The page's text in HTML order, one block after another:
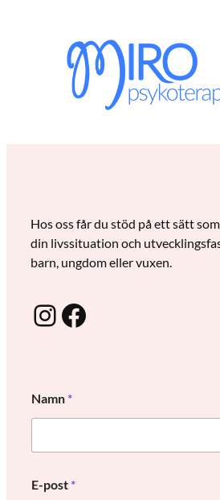
Hos oss får du stöd på ett sätt
din livssituation och
barn, ungdom eller vuxen.
Instagram Facebook
Namn *
E-post *